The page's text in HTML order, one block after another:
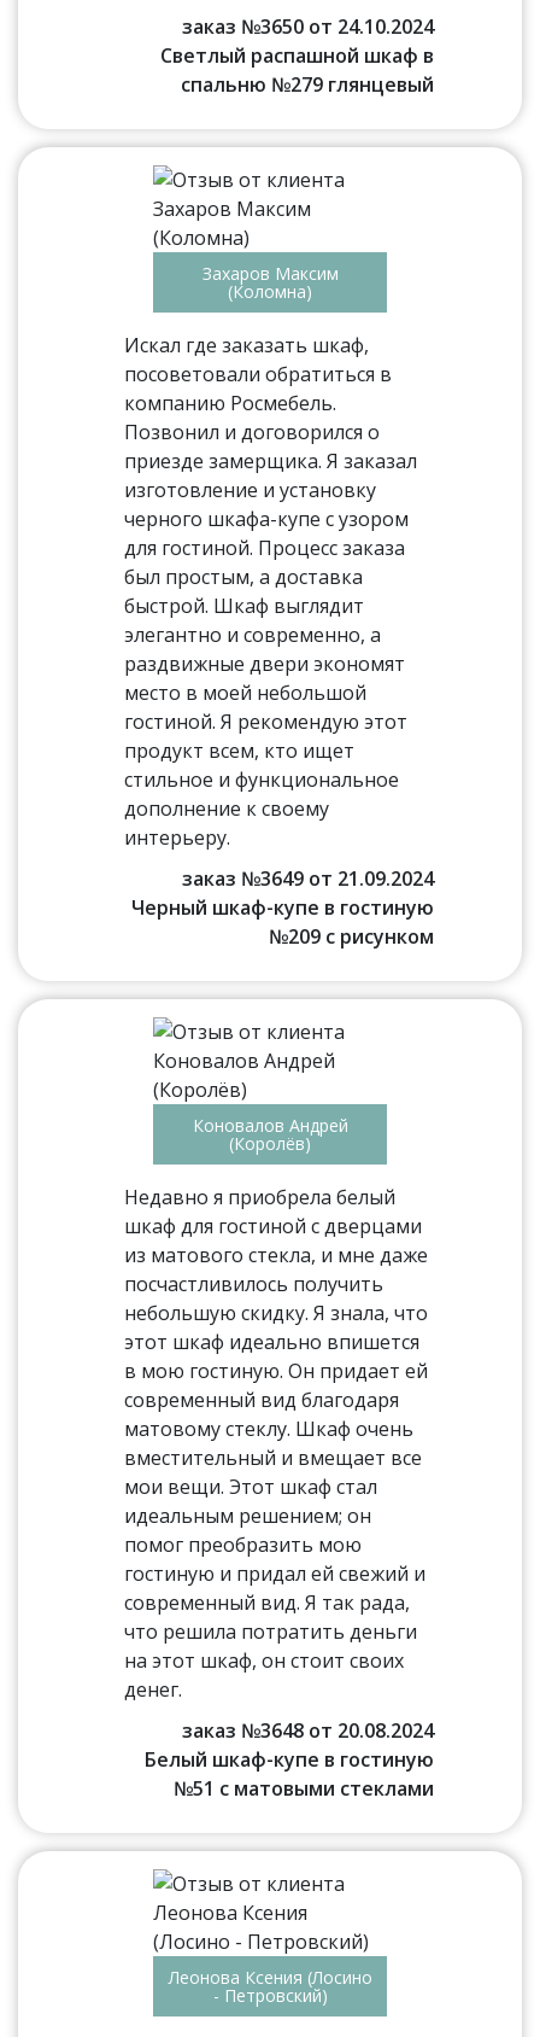
заказ №3650 от 24.10.2024
Светлый распашной шкаф в
спальню №279 глянцевый
Захаров Максим
(Коломна)
Искал где заказать шкаф,
посоветовали обратиться в
компанию Росмебель.
Позвонил и договорился о
приезде замерщика. Я заказал
изготовление и установку
черного шкафа-купе с узором
для гостиной. Процесс заказа
был простым, а доставка
быстрой. Шкаф выглядит
элегантно и современно, а
раздвижные двери экономят
место в моей небольшой
гостиной. Я рекомендую этот
продукт всем, кто ищет
стильное и функциональное
дополнение к своему
интерьеру.
заказ №3649 от 21.09.2024
Черный шкаф-купе в гостиную
№209 с рисунком
Коновалов Андрей
(Королёв)
Недавно я приобрела белый
шкаф для гостиной с дверцами
из матового стекла, и мне даже
посчастливилось получить
небольшую скидку. Я знала, что
этот шкаф идеально впишется
в мою гостиную. Он придает ей
современный вид благодаря
матовому стеклу. Шкаф очень
вместительный и вмещает все
мои вещи. Этот шкаф стал
идеальным решением; он
помог преобразить мою
гостиную и придал ей свежий и
современный вид. Я так рада,
что решила потратить деньги
на этот шкаф, он стоит своих
денег.
заказ №3648 от 20.08.2024
Белый шкаф-купе в гостиную
№51 с матовыми стеклами
Леонова Ксения (Лосино
- Петровский)